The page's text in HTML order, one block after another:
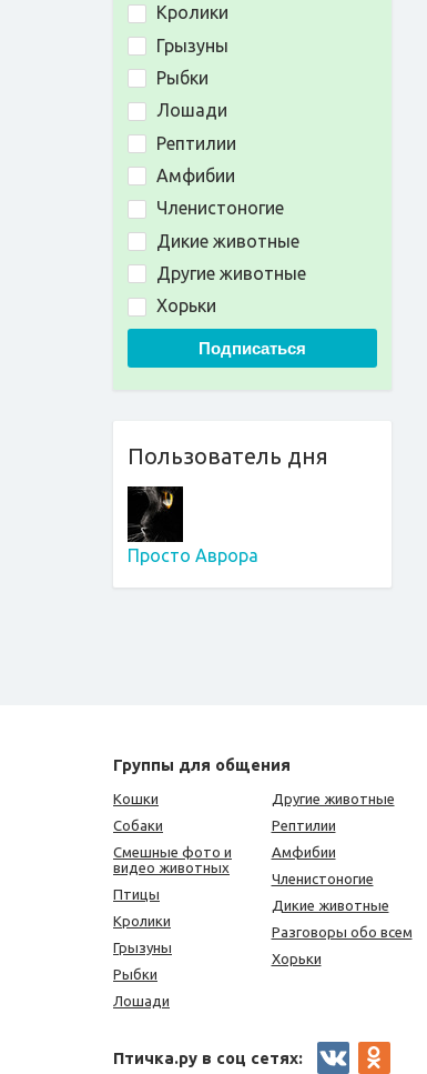
Кролики
Грызуны
Рыбки
Лошади
Рептилии
Амфибии
Членистоногие
Дикие животные
Другие животные
Хорьки
Подписаться
Пользователь дня
Просто Аврора
Группы для общения
Кошки
Собаки
Смешные фото и
видео животных
Птицы
Кролики
Грызуны
Рыбки
Лошади
Другие животные
Рептилии
Амфибии
Членистоногие
Дикие животные
Разговоры обо всем
Хорьки
Птичка.ру в соц сетях: